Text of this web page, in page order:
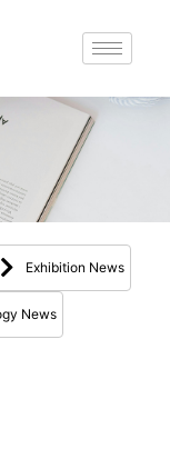
Exhibition News
News